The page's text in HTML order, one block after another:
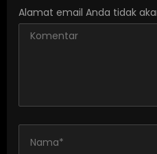
Alamat email Anda tidak